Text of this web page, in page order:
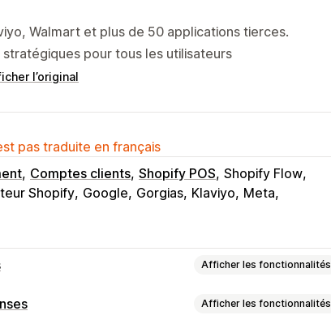
Walmart et plus de 50 applications tierces.
pour tous les utilisateurs
l’original
pas traduite en français
Comptes clients Shopify POS Shopify Flow
Shopify Google Gorgias Klaviyo Meta
Afficher les fonctionnalités
Afficher les fonctionnalités